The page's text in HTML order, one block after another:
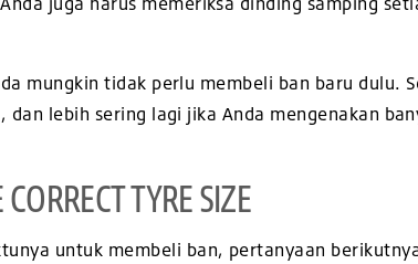
mungkin tidak perlu membeli ban baru dulu.
lebih sering lagi jika Anda mengenakan
TYRE SIZE
untuk membeli ban, pertanyaan